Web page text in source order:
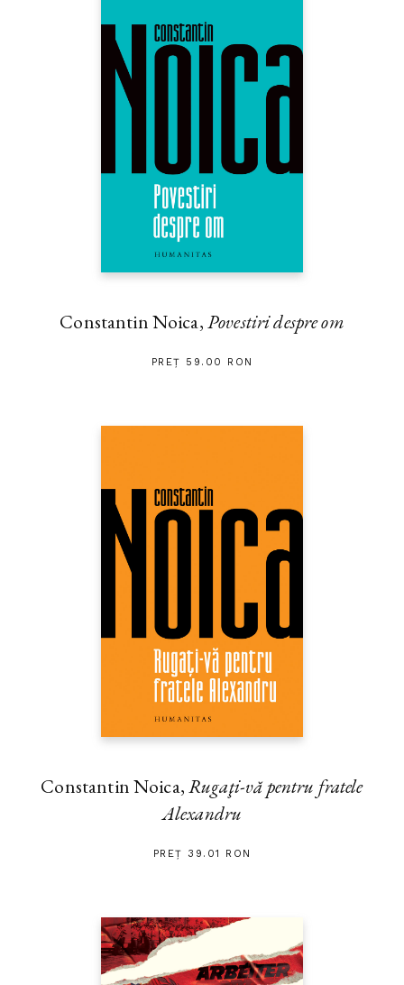
Constantin Noica,Povestiri despre om
PREȚ 59.00 RON
Constantin Noica,Rugaţi-vă pentru fratele
Alexandru
PREȚ 39.01 RON